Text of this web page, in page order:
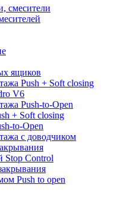
смесители
ящиков
Push + Soft closing
V6
Push-to-Open
+ Soft closing
to-Open
с доводчиком
Stop Control
Push to open